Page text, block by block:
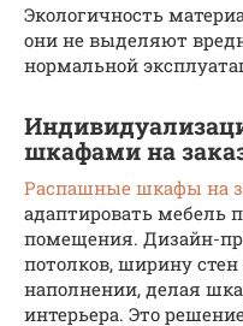
Экологичность
они не выделяют
нормальной
шкафами на
Распашные шкафы на
адаптировать мебель
помещения. Дизайн-
потолков, ширину
наполнении, делая
интерьера. Это